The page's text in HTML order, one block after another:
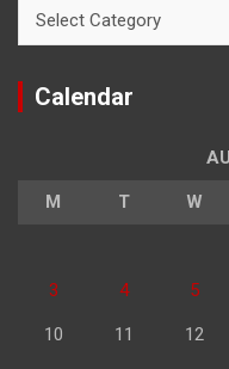
Calendar
M T W
3 4 5
10 11 12